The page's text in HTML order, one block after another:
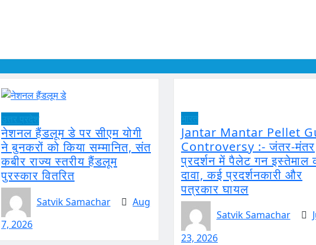
उत्तर प्रदेश
नेशनल हैंडलूम डे पर सीएम योगी
ने बुनकरों को किया सम्मानित, संत
कबीर राज्य स्तरीय हैंडलूम
पुरस्कार वितरित
Satvik Samachar
Aug
7, 2026
Jantar Mantar Pellet
Controversy :- जंतर-मंतर
प्रदर्शन में पैलेट गन इस्तेमाल
दावा, कई प्रदर्शनकारी और
पत्रकार घायल
Satvik Samachar
23, 2026